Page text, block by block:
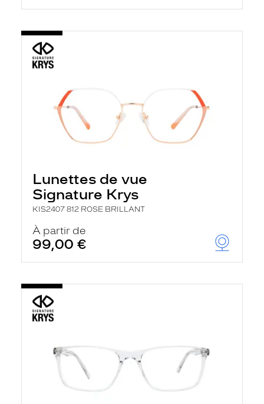
Lunettes de vue
Signature Krys
KIS2407 812 ROSE BRILLANT
À partir de
99,00 €